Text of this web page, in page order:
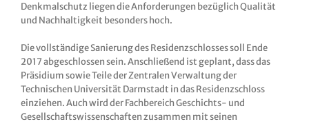
Denkmalschutz liegen die Anforderungen bezüglich Qualität
und Nachhaltigkeit besonders hoch.
Die vollständige Sanierung des Residenzschlosses soll Ende
2017 abgeschlossen sein. Anschließend ist geplant, dass das
Präsidium sowie Teile der Zentralen Verwaltung der
Technischen Universität Darmstadt in das Residenzschloss
einziehen. Auch wird der Fachbereich Geschichts- und
Gesellschaftswissenschaften zusammen mit seinen